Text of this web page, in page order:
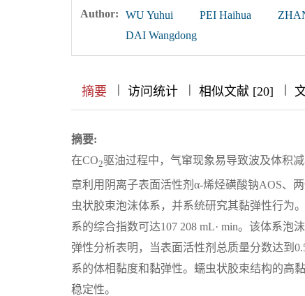
Author: WU Yuhui PEI Haihua
DAI Wangdong
摘要 || 访问统计 || 相似文献 [20] |||
摘要:
在CO2驱油过程中，气窜现象易导致波及体积
章利用阴离子表面活性剂α-烯烃磺酸钠AOS、
虫状胶束泡沫体系，并系统研究其黏弹性行为
系的综合指数可达107 208 mL· min。该体系
弹性分析表明，当表面活性剂总质量分数达到
系的体相黏度和黏弹性。蠕虫状胶束结构的高
稳定性。